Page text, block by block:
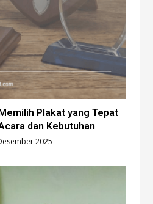
Plakat yang Tepat
dan Kebutuhan
2025